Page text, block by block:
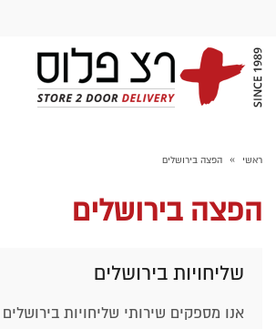
ראשי » הפצה בירושלים
הפצה בירושלים
שליחויות בירושלים
אנו מספקים שירותי שליחויות